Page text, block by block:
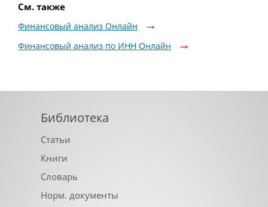
См. также
Финансовый анализ Онлайн
Финансовый анализ по ИНН Онлайн
Библиотека
Статьи
Книги
Словарь
Норм. документы